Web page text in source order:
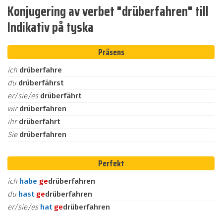
Konjugering av verbet "drüberfahren" till
Indikativ på tyska
Präsens
ich drüberfahre
du drüberfährst
er/sie/es drüberfährt
wirdrüberfahren
ihrdrüberfahrt
Sie drüberfahren
Perfekt
ich habe gedrüberfahren
du hast gedrüberfahren
er/sie/es hat gedrüberfahren